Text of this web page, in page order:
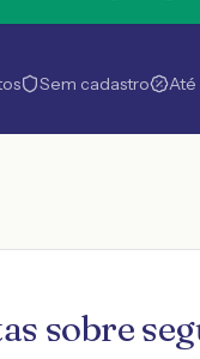
Sem cadastro Até
sobre